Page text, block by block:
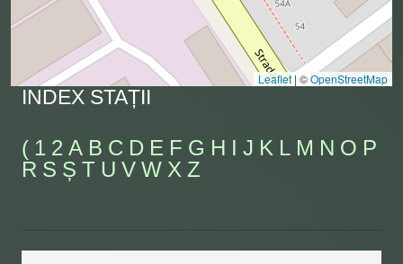
Leaflet | ©OpenStreetMap
INDEX STAȚII
( 1 2 A B C D E F G H I J K L M N O P
R S Ș T U V W X Z